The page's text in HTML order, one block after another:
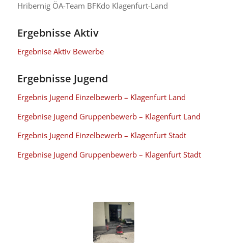
Hribernig ÖA-Team BFKdo Klagenfurt-Land
Ergebnisse Aktiv
Ergebnise Aktiv Bewerbe
Ergebnisse Jugend
Ergebnis Jugend Einzelbewerb – Klagenfurt Land
Ergebnise Jugend Gruppenbewerb – Klagenfurt Land
Ergebnis Jugend Einzelbewerb – Klagenfurt Stadt
Ergebnise Jugend Gruppenbewerb – Klagenfurt Stadt